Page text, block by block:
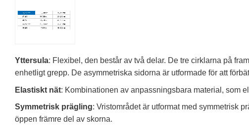
Yttersula: Flexibel, den består av två delar. De tre cirklarna på
enhetligt grepp. De asymmetriska sidorna är utformade för att
Elastiskt nät: Kombinationen av anpassningsbara material, som
Symmetrisk prägling: Vristområdet är utformat med symmetrisk
öppen främre del av skorna.